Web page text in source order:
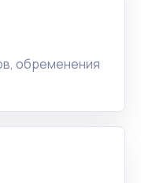
обременения